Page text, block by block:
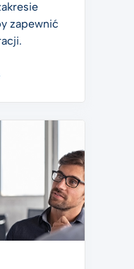
zapewnić